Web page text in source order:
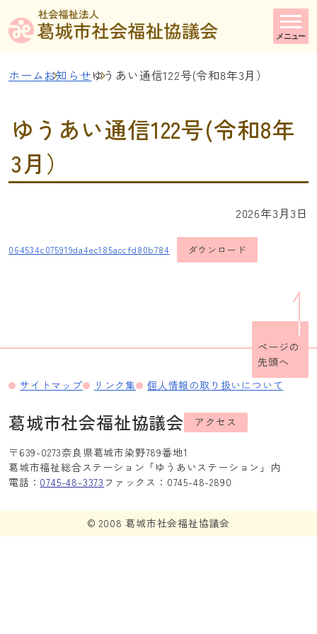
メニュー
ホームお知らせゆうあい通信122号(令和8年3月）
ゆうあい通信122号(令和8年
3月）
2026年3月3日
064534c075919da4ec185accfd80b784 ダウンロード
ページの
先頭へ
サイトマップ
リンク集 個人情報の取り扱いについて
葛城市社会福祉協議会 アクセス
〒639-0273奈良県葛城市染野789番地1
葛城市福祉総合ステーション「ゆうあいステーション」内
電話： 0745-48-3373 ファックス：0745-48-2890
© 2008 葛城市社会福祉協議会